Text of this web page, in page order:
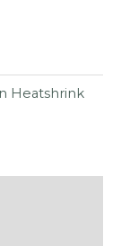
Heatshrink